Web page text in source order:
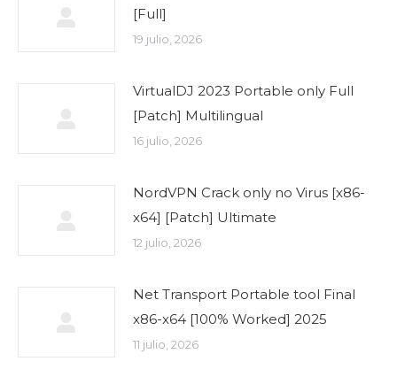
[Full]
19 julio, 2026
VirtualDJ 2023 Portable only Full
[Patch] Multilingual
16 julio, 2026
NordVPN Crack only no Virus [x86-
x64] [Patch] Ultimate
12 julio, 2026
Net Transport Portable tool Final
x86-x64 [100% Worked] 2025
11 julio, 2026